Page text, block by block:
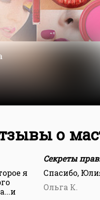
о
я
Секреты
Спасибо,
Ольга К.